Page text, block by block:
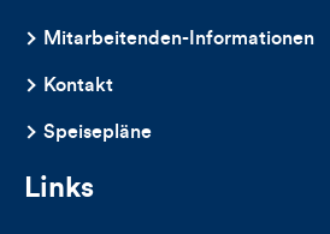
Mitarbeitenden-Informationen
Kontakt
Speisepläne
Links